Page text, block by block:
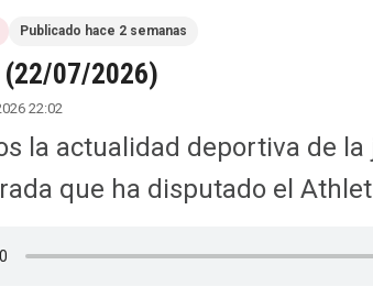
Publicado hace 2 semanas
07/2026)
22:02
la actualidad deportiva de
que ha disputado el